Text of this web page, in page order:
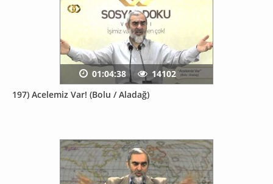
197) Acelemiz Var! (Bolu / Aladağ)
01:04:38 14102